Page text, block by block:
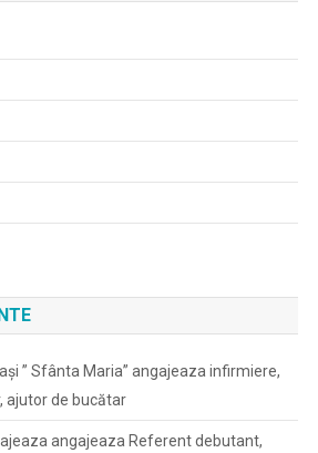
” Sfânta Maria” angajeaza infirmiere,
ajutor de bucătar
angajeaza Referent debutant,